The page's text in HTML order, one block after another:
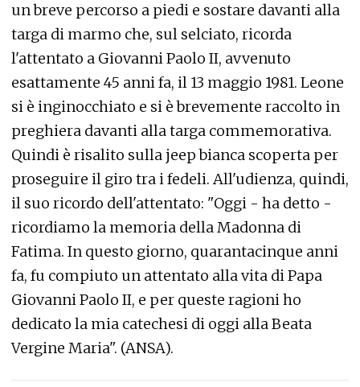
un breve percorso a piedi e sostare davanti alla
targa di marmo che, sul selciato, ricorda
l'attentato a Giovanni Paolo II, avvenuto
esattamente 45 anni fa, il 13 maggio 1981. Leone
si è inginocchiato e si è brevemente raccolto in
preghiera davanti alla targa commemorativa.
Quindi è risalito sulla jeep bianca scoperta per
proseguire il giro tra i fedeli. All'udienza, quindi,
il suo ricordo dell'attentato: "Oggi - ha detto -
ricordiamo la memoria della Madonna di
Fatima. In questo giorno, quarantacinque anni
fa, fu compiuto un attentato alla vita di Papa
Giovanni Paolo II, e per queste ragioni ho
dedicato la mia catechesi di oggi alla Beata
Vergine Maria". (ANSA).